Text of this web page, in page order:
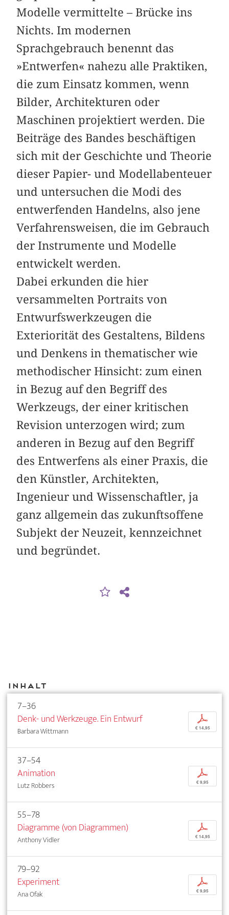
Modelle vermittelte – Brücke ins
Nichts. Im modernen
Sprachgebrauch benennt das
»Entwerfen« nahezu alle Praktiken,
die zum Einsatz kommen, wenn
Bilder, Architekturen oder
Maschinen projektiert werden. Die
Beiträge des Bandes beschäftigen
sich mit der Geschichte und Theorie
dieser Papier- und Modellabenteuer
und untersuchen die Modi des
entwerfenden Handelns, also jene
Verfahrensweisen, die im Gebrauch
der Instrumente und Modelle
entwickelt werden.
Dabei erkunden die hier
versammelten Portraits von
Entwurfswerkzeugen die
Exteriorität des Gestaltens, Bildens
und Denkens in thematischer wie
methodischer Hinsicht: zum einen
in Bezug auf den Begriff des
Werkzeugs, der einer kritischen
Revision unterzogen wird; zum
anderen in Bezug auf den Begriff
des Entwerfens als einer Praxis, die
den Künstler, Architekten,
Ingenieur und Wissenschaftler, ja
ganz allgemein das zukunftsoffene
Subjekt der Neuzeit, kennzeichnet
und begründet.
Inhalt
7–36
Denk- und Werkzeuge. Ein Entwurf
Barbara Wittmann
p
€ 14,95
37–54
Animation
Lutz Robbers
p
€ 9,95
55–78
Diagramme (von Diagrammen)
Anthony Vidler
p
€ 14,95
79–92
Experiment
Ana Ofak
p
€ 9,95